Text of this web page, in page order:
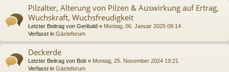
Pilzalter, Alterung von Pilzen & Auswirkung auf Ertrag,
Wuchskraft, Wuchsfreudigkeit
Letzter Beitrag von Geribald « Montag, 06. Januar 2025 09:14
Verfasst in Gästeforum
Deckerde
Letzter Beitrag von Bob « Montag, 25. November 2024 19:21
Verfasst in Gästeforum